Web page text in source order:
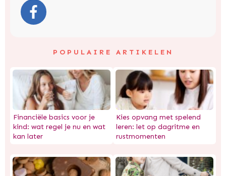
POPULAIRE ARTIKELEN
Financiële basics voor je
kind: wat regel je nu en wat
kan later
Kies opvang met spelend
leren: let op dagritme en
rustmomenten